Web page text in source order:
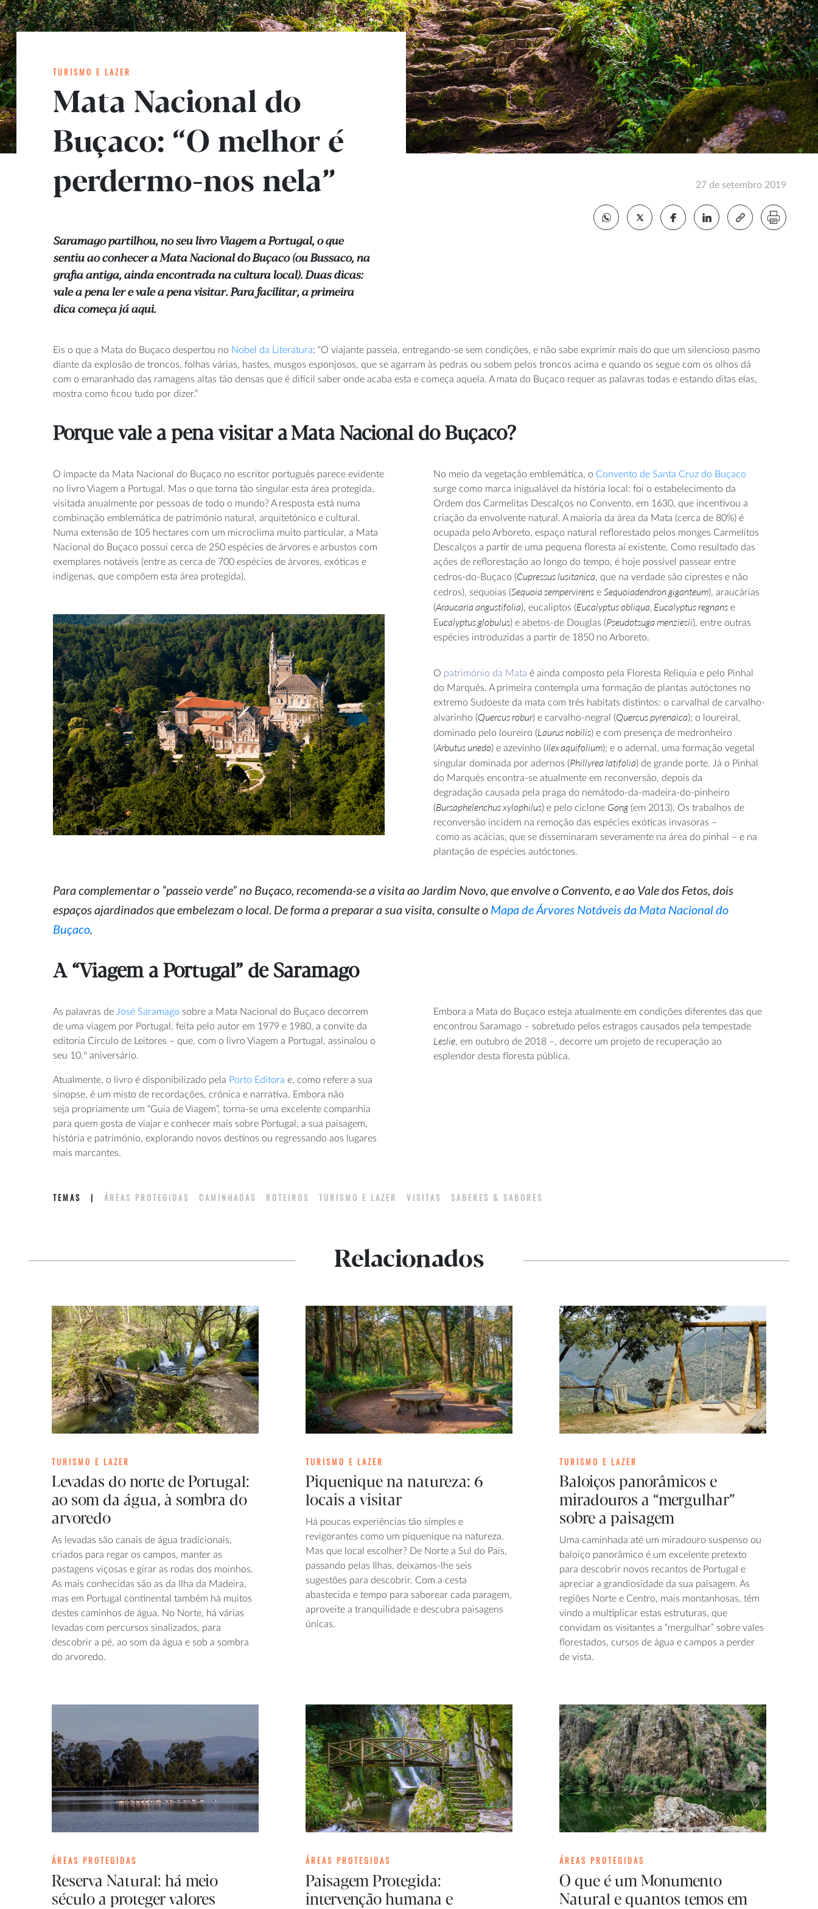
TURISMO E LAZER
Mata Nacional do
Buçaco: “O melhor é
perdermo-nos nela”
Saramago partilhou, no seu livro Viagem a Portugal, o que
sentiu ao conhecer a Mata Nacional do Buçaco (ou Bussaco, na
grafia antiga, ainda encontrada na cultura local). Duas dicas:
vale a pena ler e vale a pena visitar. Para facilitar, a primeira
dica começa já aqui.
27 de setembro 2019
Eis o que a Mata do Buçaco despertou no Nobel da Literatura: “O viajante passeia, entregando-se sem condições, e não sabe exprimir mais do que um silencioso pasmo
diante da explosão de troncos, folhas várias, hastes, musgos esponjosos, que se agarram às pedras ou sobem pelos troncos acima e quando os segue com os olhos dá
com o emaranhado das ramagens altas tão densas que é difícil saber onde acaba esta e começa aquela. A mata do Buçaco requer as palavras todas e estando ditas elas,
mostra como ficou tudo por dizer.”
Porque vale a pena visitar aMata Nacional do Buçaco?
O impacte da Mata Nacional do Buçaco no escritor português parece evidente
no livro Viagem a Portugal. Mas o que torna tão singular esta área protegida,
visitada anualmente por pessoas de todo o mundo? A resposta está numa
combinação emblemática de património natural, arquitetónico e cultural.
Numa extensão de 105 hectares com um microclima muito particular, a Mata
Nacional do Buçaco possui cerca de 250 espécies de árvores e arbustos com
exemplares notáveis (entre as cerca de 700 espécies de árvores, exóticas e
indígenas, que compõem esta área protegida).
No meio da vegetação emblemática, o Convento de Santa Cruz do Buçaco
surge como marca inigualável da história local: foi o estabelecimento da
Ordem dos Carmelitas Descalços no Convento, em 1630, que incentivou a
criação da envolvente natural. A maioria da área da Mata (cerca de 80%) é
ocupada pelo Arboreto, espaço natural reflorestado pelos monges Carmelitos
Descalços a partir de uma pequena floresta aí existente. Como resultado das
ações de reflorestação ao longo do tempo, é hoje possível passear entre
cedros-do-Buçaco (Cupressus lusitanica, que na verdade são ciprestes e não
cedros), sequoias (Sequoia sempervirens e Sequoiadendron giganteum), araucárias
(Araucaria angustifolia), eucaliptos (Eucalyptus obliqua, Eucalyptus regnans e
Eucalyptus globulus) e abetos-de Douglas (Pseudotsuga menziesii), entre outras
espécies introduzidas a partir de 1850 no Arboreto.
O património da Mata é ainda composto pela Floresta Relíquia e pelo Pinhal
do Marquês. A primeira contempla uma formação de plantas autóctones no
extremo Sudoeste da mata com três habitats distintos: o carvalhal de carvalho-
alvarinho (Quercus robur) e carvalho-negral (Quercus pyrenaica); o loureiral,
dominado pelo loureiro (Laurus nobilis) e com presença de medronheiro
(Arbutus unedo) e azevinho (Ilex aquifolium); e o adernal, uma formação vegetal
singular dominada por adernos (Phillyrea latifolia) de grande porte. Já o Pinhal
do Marquês encontra-se atualmente em reconversão, depois da
degradação causada pela praga do nemátodo-da-madeira-do-pinheiro
(Bursaphelenchus xylophilus) e pelo ciclone Gong(em 2013). Os trabalhos de
reconversão incidem na remoção das espécies exóticas invasoras –
como as acácias, que se disseminaram severamente na área do pinhal – e na
plantação de espécies autóctones.
Para complementar o “passeio verde” no Buçaco, recomenda-se a visita ao Jardim Novo, que envolve o Convento, eao Vale dos Fetos, dois
espaços ajardinados que embelezam o local. De forma a preparar a sua visita, consulte o Mapa de Árvores Notáveis da Mata Nacional do
Buçaco
A “Viagem a Portugal” de Saramago
As palavras de José Saramago sobre a Mata Nacional do Buçaco decorrem
de uma viagem por Portugal, feita pelo autor em 1979 e 1980, a convite da
editoria Círculo de Leitores – que, com o livro Viagem a Portugal, assinalou o
seu 10.º aniversário.
Atualmente, o livro é disponibilizado pela Porto Editora e, como refere a sua
sinopse, é um misto de recordações, crónica e narrativa. Embora não
seja propriamente um “Guia de Viagem”, torna-se uma excelente companhia
para quem gosta de viajar e conhecer mais sobre Portugal, a sua paisagem,
história e património, explorando novos destinos ou regressando aos lugares
mais marcantes.
Embora a Mata do Buçaco esteja atualmente em condições diferentes das que
encontrou Saramago – sobretudo pelos estragos causados pela tempestade
Leslie, em outubro de 2018 –, decorre um projeto de recuperação ao
esplendor desta floresta pública.
TEMAS | ÁREAS PROTEGIDAS CAMINHADAS ROTEIROS TURISMO E LAZER VISITAS SABERES & SABORES
Relacionados
TURISMO E LAZER
Levadas do norte de Portugal:
ao som da água, à sombra do
arvoredo
As levadas são canais de água tradicionais,
criados para regar os campos, manter as
pastagens viçosas e girar as rodas dos moinhos.
As mais conhecidas são as da Ilha da Madeira,
mas em Portugal continental também há muitos
destes caminhos de água. No Norte, há várias
levadas com percursos sinalizados, para
descobrir a pé, ao som da água e sob a sombra
do arvoredo.
TURISMO E LAZER
Piquenique na natureza: 6
locais a visitar
Há poucas experiências tão simples e
revigorantes como um piquenique na natureza.
Mas que local escolher? De Norte a Sul do País,
passando pelas Ilhas, deixamos-lhe seis
sugestões para descobrir. Com a cesta
abastecida e tempo para saborear cada paragem,
aproveite a tranquilidade e descubra paisagens
únicas.
TURISMO E LAZER
Baloiços panorâmicos e
miradouros a “mergulhar”
sobre a paisagem
Uma caminhada até um miradouro suspenso ou
baloiço panorâmico é um excelente pretexto
para descobrir novos recantos de Portugal e
apreciar a grandiosidade da sua paisagem. As
regiões Norte e Centro, mais montanhosas, têm
vindo a multiplicar estas estruturas, que
convidam os visitantes a “mergulhar” sobre vales
florestados, cursos de água e campos a perder
de vista.
ÁREAS PROTEGIDAS
Reserva Natural: há meio
século a proteger valores
ÁREAS PROTEGIDAS
Paisagem Protegida:
intervenção humana e
ÁREAS PROTEGIDAS
O que é um Monumento
Natural e quantos temos em